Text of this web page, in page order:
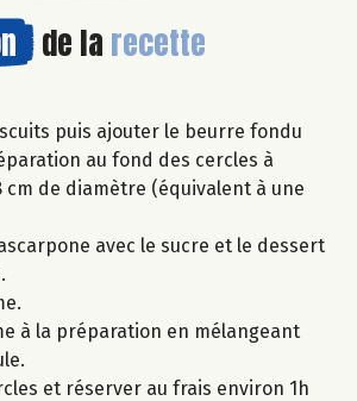
de la recette
puis ajouter le beurre fondu
au fond des cercles à
cm de diamètre (équivalent à une
avec le sucre et le dessert
à la préparation en mélangeant
et réserver au frais environ 1h